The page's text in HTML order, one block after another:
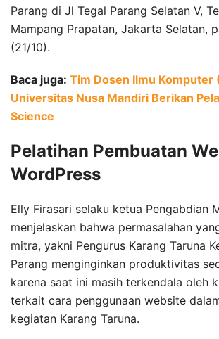
Parang di Jl Tegal Parang Selatan V,
Mampang Prapatan, Jakarta Selatan,
(21/10).
Baca juga: Tim Dosen Ilmu Komputer
Universitas Nusa Mandiri Berikan
Science
Pelatihan Pembuatan
WordPress
Elly Firasari selaku ketua Pengabdian
menjelaskan bahwa permasalahan
mitra, yakni Pengurus Karang Taruna
Parang menginginkan produktivitas
karena saat ini masih terkendala oleh
terkait cara penggunaan website
kegiatan Karang Taruna.